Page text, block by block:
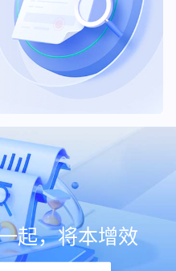
起，将本增效